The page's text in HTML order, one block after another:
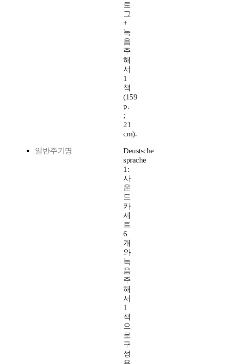
로
그
+
녹
음
주
해
서
1
책
(159
p.
;
21
cm).
일반주기명
Deustsche
sprache
1:
사
운
드
카
세
트
6
개
와
녹
음
주
해
서
1
책
으
로
구
성